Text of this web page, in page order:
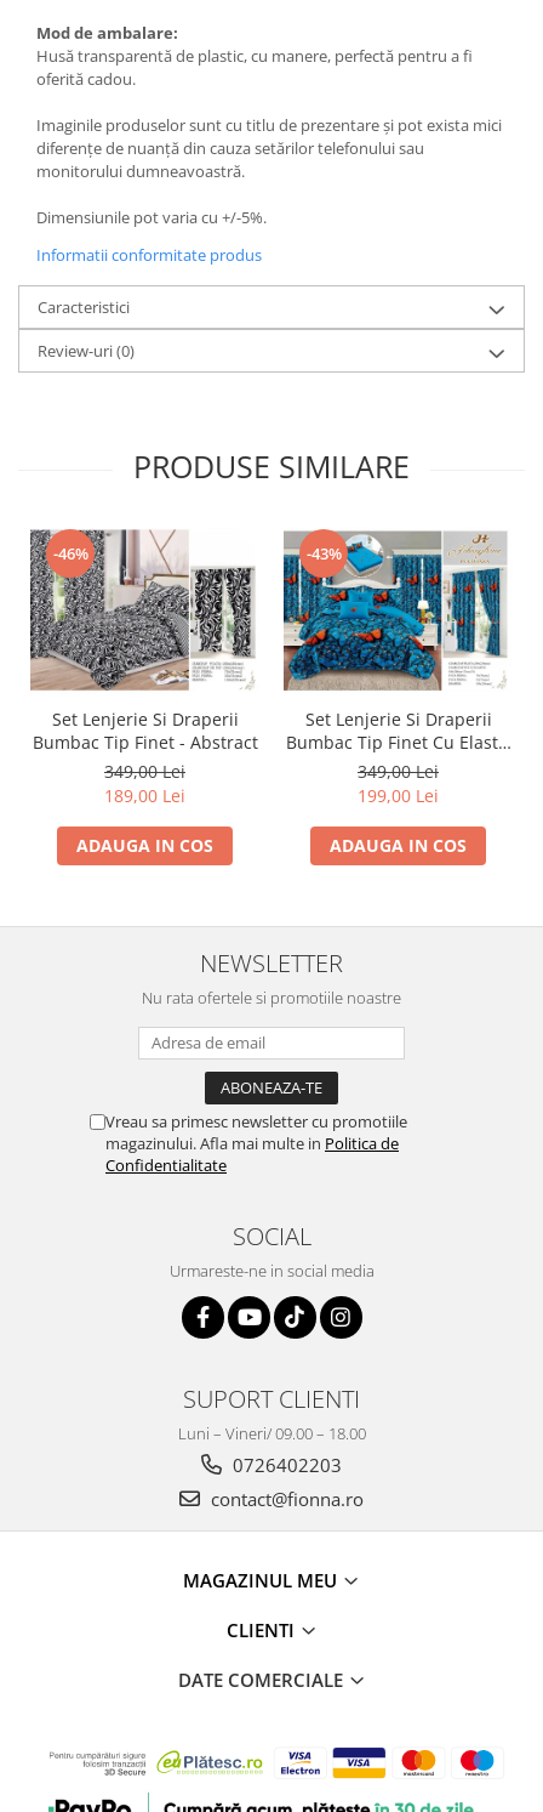
Mod de ambalare:
Husă transparentă de plastic, cu manere, perfectă pentru a fi
oferită cadou.
Imaginile produselor sunt cu titlu de prezentare și pot exista mici
diferențe de nuanță din cauza setărilor telefonului sau
monitorului dumneavoastră.
Dimensiunile pot varia cu +/-5%.
Informatii conformitate produs
Caracteristici
Review-uri(0)
PRODUSE SIMILARE
-46%
Set Lenjerie Si Draperii
Bumbac Tip Finet - Abstract
349,00 Lei
189,00 Lei
ADAUGA IN COS
-43%
Set Lenjerie Si Draperii
Bumbac Tip Finet Cu Elastic
- Dansul Fluturilor
349,00 Lei
199,00 Lei
ADAUGA IN COS
NEWSLETTER
Nu rata ofertele si promotiile noastre
Vreau sa primesc newsletter cu promotiile
magazinului. Afla mai multe in Politica de
Confidentialitate
SOCIAL
Urmareste-ne in social media
SUPORT CLIENTI
Luni – Vineri/ 09.00 – 18.00
0726402203
contact@fionna.ro
MAGAZINUL MEU
CLIENTI
DATE COMERCIALE